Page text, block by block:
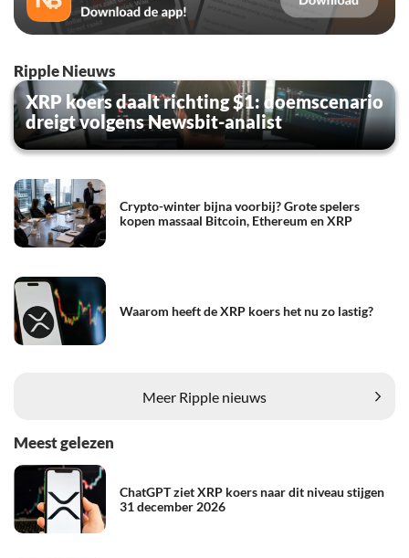
Ripple Nieuws
XRP koers daalt richting $1: doemscenario
dreigt volgens Newsbit-analist
Crypto-winter bijna voorbij? Grote spelers
kopen massaal Bitcoin, Ethereum en XRP
Waarom heeft de XRP koers het nu zo lastig?
Meer Ripple nieuws
Meest gelezen
ChatGPT ziet XRP koers naar dit niveau stijgen
31 december 2026